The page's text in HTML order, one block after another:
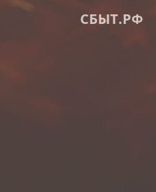
СБЫТ.РФ